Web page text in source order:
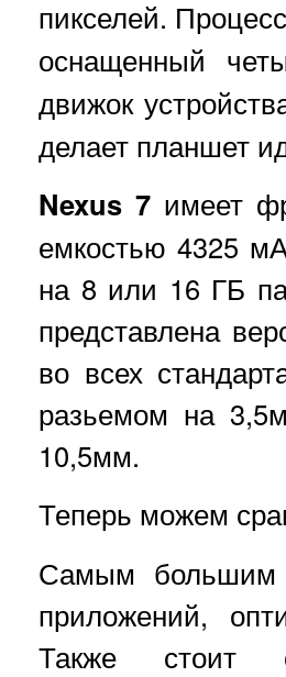
пикселей.
оснащенный
движок
делает планшет
Nexus 7 имеет
емкостью 4325
на 8 или 16 ГБ
представлена
во всех
разьемом на
10,5мм.
Теперь можем
Самым большим
приложений,
Также стоит